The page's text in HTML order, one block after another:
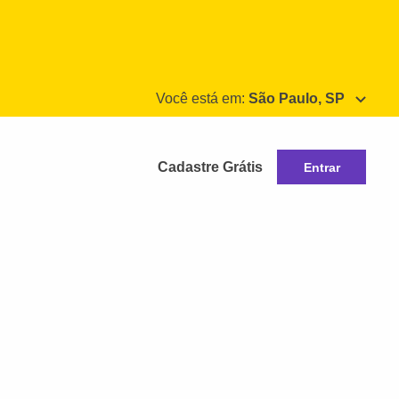
Você está em: São Paulo, SP
Cadastre Grátis Entrar